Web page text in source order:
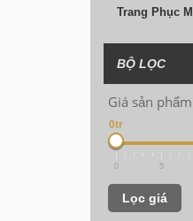
Trang Phục
BỘ LỌC
Giá sản phẩm
0tr
0 5
Lọc giá